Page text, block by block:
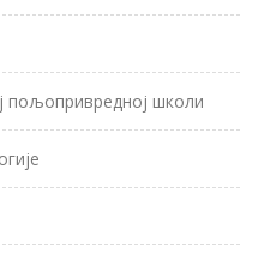
пољопривредној школи